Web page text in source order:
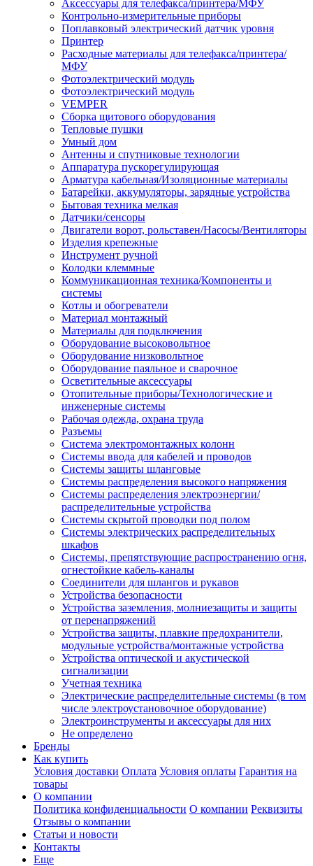
Аксессуары для телефакса/принтера/МФУ
Контрольно-измерительные приборы
Поплавковый электрический датчик уровня
Принтер
Расходные материалы для телефакса/принтера/
МФУ
Фотоэлектрический модуль
Фотоэлектрический модуль
VEMPER
Сборка щитового оборудования
Тепловые пушки
Умный дом
Антенны и спутниковые технологии
Аппаратура пускорегулирующая
Арматура кабельная/Изоляционные материалы
Батарейки, аккумуляторы, зарядные устройства
Бытовая техника мелкая
Датчики/сенсоры
Двигатели ворот, рольставен/Насосы/Вентиляторы
Изделия крепежные
Инструмент ручной
Колодки клеммные
Коммуникационная техника/Компоненты и
системы
Котлы и обогреватели
Материал монтажный
Материалы для подключения
Оборудование высоковольтное
Оборудование низковольтное
Оборудование паяльное и сварочное
Осветительные аксессуары
Отопительные приборы/Технологические и
инженерные системы
Рабочая одежда, охрана труда
Разъемы
Система электромонтажных колонн
Системы ввода для кабелей и проводов
Системы защиты шланговые
Системы распределения высокого напряжения
Системы распределения электроэнергии/
распределительные устройства
Системы скрытой проводки под полом
Системы электрических распределительных
шкафов
Системы, препятствующие распространению огня,
огнестойкие кабель-каналы
Соединители для шлангов и рукавов
Устройства безопасности
Устройства заземления, молниезащиты и защиты
от перенапряжений
Устройства защиты, плавкие предохранители,
модульные устройства/монтажные устройства
Устройства оптической и акустической
сигнализации
Учетная техника
Электрические распределительные системы (в том
числе электроустановочное оборудование)
Электроинструменты и аксессуары для них
Не определено
Бренды
Как купить
Условия доставки Оплата Условия оплаты Гарантия на
товары
О компании
Политика конфиденциальности О компании Реквизиты
Отзывы о компании
Статьи и новости
Контакты
Еще